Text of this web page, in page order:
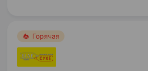
та завершувати дзвінки…
Горячая